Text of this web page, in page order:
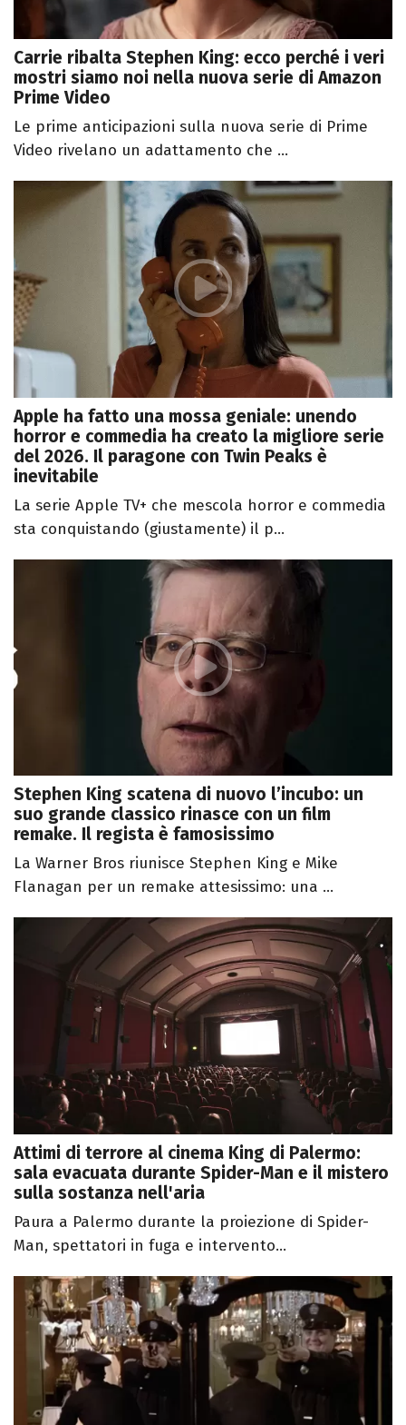
Carrie ribalta Stephen King: ecco perché i veri
mostri siamo noi nella nuova serie di Amazon
Prime Video
Le prime anticipazioni sulla nuova serie di Prime
Video rivelano un adattamento che ...
Apple ha fatto una mossa geniale: unendo
horror e commedia ha creato la migliore serie
del 2026. Il paragone con Twin Peaks è
inevitabile
La serie Apple TV+ che mescola horror e commedia
sta conquistando (giustamente) il p...
Stephen King scatena di nuovo l’incubo: un
suo grande classico rinasce con un film
remake. Il regista è famosissimo
La Warner Bros riunisce Stephen King e Mike
Flanagan per un remake attesissimo: una ...
Attimi di terrore al cinema King di Palermo:
sala evacuata durante Spider-Man e il mistero
sulla sostanza nell'aria
Paura a Palermo durante la proiezione di Spider-
Man, spettatori in fuga e intervento...